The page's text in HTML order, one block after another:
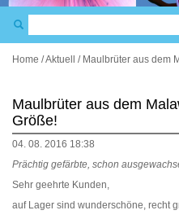
Home /Aktuell / Maulbrüter aus dem
Maulbrüter aus dem
Größe!
04. 08. 2016 18:38
Prächtig gefärbte, schon
Sehr geehrte Kunden,
auf Lager sind wunderschöne, recht